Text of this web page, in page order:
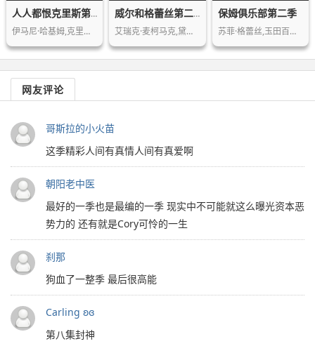
人人都恨克里斯第三季
伊马尼·哈基姆,克里斯·洛克,泰瑞·克…
威尔和格蕾丝第二季
艾瑞克·麦柯马克,黛博拉·梅辛,梅根·…
保姆俱乐部第二季
苏菲·格蕾丝,玉田百名,谢伊·鲁道夫,…
网友评论
哥斯拉的小火苗
这季精彩人间有真情人间有真爱啊
朝阳老中医
最好的一季也是最编的一季 现实中不可能就这么曝光资本恶
势力的 还有就是Cory可怜的一生
刹那
狗血了一整季 最后很高能
Carling ʚɞ
第八集封神